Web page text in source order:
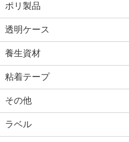
ポリ製品
透明ケース
養生資材
粘着テープ
その他
ラベル